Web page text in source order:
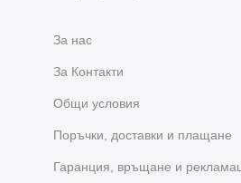
За нас
За Контакти
Общи условия
Поръчки, доставки и плащане
Гаранция, връщане и